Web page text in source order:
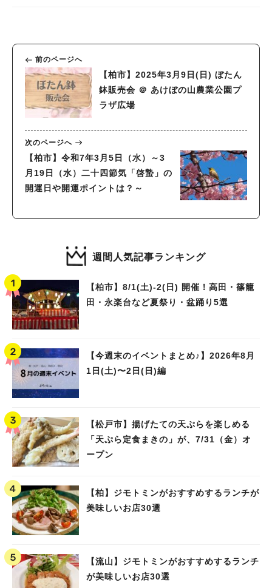
前のページへ
【柏市】2025年3月9日(日) ぼたん
鉢販売会 ＠ あけぼの山農業公園プ
ラザ広場
次のページへ
【柏市】令和7年3月5日（水）～3
月19日（水）二十四節気「啓蟄」の
開運日や開運ポイントは？～
週間人気記事ランキング
【柏市】8/1(土)‐2(日) 開催！高田・篠籠
田・永楽台など夏祭り・盆踊り5選
【今週末のイベントまとめ♪】2026年8月
1日(土)〜2日(日)編
【松戸市】揚げたての天ぷらを楽しめる
「天ぷら定食まきの」が、7/31（金）オ
ープン
【柏】ジモトミンがおすすめするランチが
美味しいお店30選
【流山】ジモトミンがおすすめするランチ
が美味しいお店30選